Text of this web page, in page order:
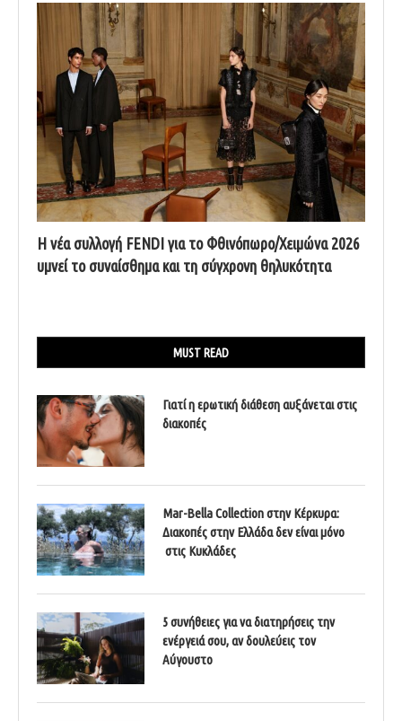
Η νέα συλλογή FENDI για το Φθινόπωρο/Χειμώνα 2026
υμνεί το συναίσθημα και τη σύγχρονη θηλυκότητα
MUST READ
Γιατί η ερωτική διάθεση αυξάνεται στις
διακοπές
Mar-Bella Collection στην Κέρκυρα:
Διακοπές στην Ελλάδα δεν είναι μόνο
στις Κυκλάδες
5 συνήθειες για να διατηρήσεις την
ενέργειά σου, αν δουλεύεις τον
Αύγουστο